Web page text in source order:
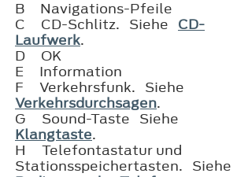
B
Navigations-Pfeile
C
CD-Schlitz. Siehe CD-
Laufwerk.
D
OK
E
Information
F
Verkehrsfunk. Siehe
Verkehrsdurchsagen.
G
Sound-Taste Siehe
Klangtaste.
H
Telefontastatur und
Stationsspeichertasten. Siehe